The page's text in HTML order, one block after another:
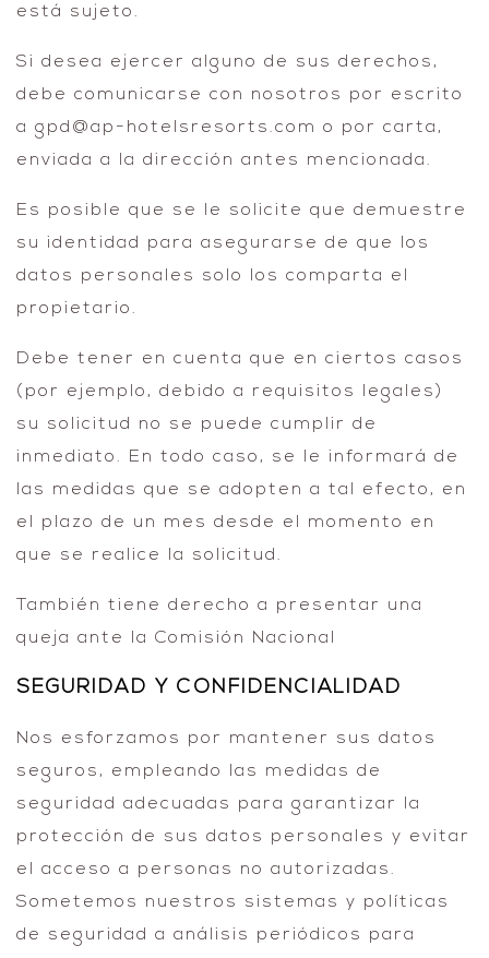
está sujeto.
Si desea ejercer alguno de sus derechos,
debe comunicarse con nosotros por escrito
a gpd@ap-hotelsresorts.com o por carta,
enviada a la dirección antes mencionada.
Es posible que se le solicite que demuestre
su identidad para asegurarse de que los
datos personales solo los comparta el
propietario.
Debe tener en cuenta que en ciertos casos
(por ejemplo, debido a requisitos legales)
su solicitud no se puede cumplir de
inmediato. En todo caso, se le informará de
las medidas que se adopten a tal efecto, en
el plazo de un mes desde el momento en
que se realice la solicitud.
También tiene derecho a presentar una
queja ante la Comisión Nacional
SEGURIDAD Y CONFIDENCIALIDAD
Nos esforzamos por mantener sus datos
seguros, empleando las medidas de
seguridad adecuadas para garantizar la
protección de sus datos personales y evitar
el acceso a personas no autorizadas.
Sometemos nuestros sistemas y políticas
de seguridad a análisis periódicos para